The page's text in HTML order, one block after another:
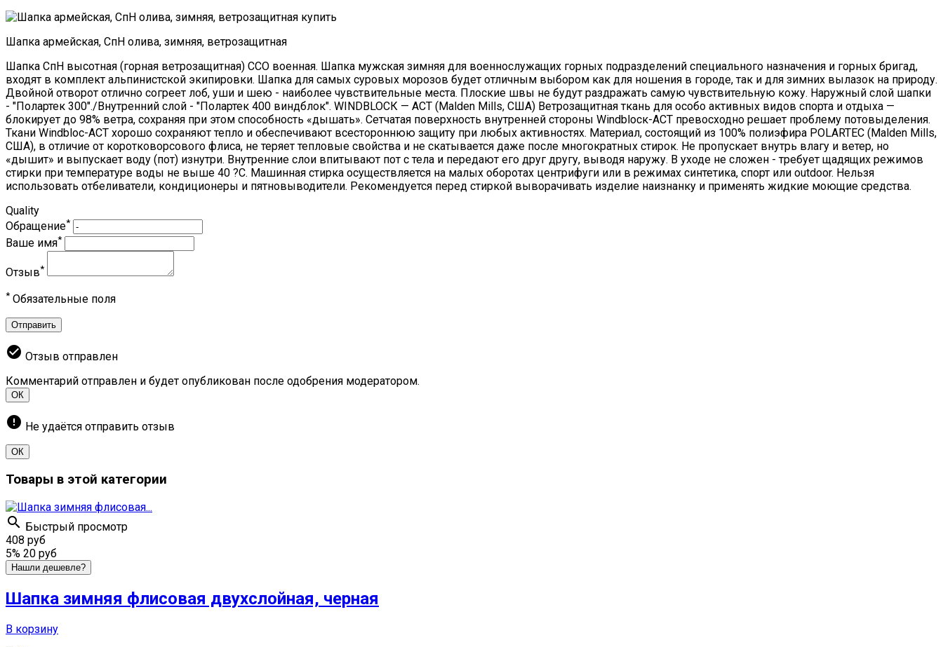
Шапка армейская, СпН олива, зимняя, ветрозащитная
Шапка СпН высотная (горная ветрозащитная) ССО военная. Шапка мужская зимняя для военнослужащих горных подразделений специального назначения и горных бригад,
входят в комплект альпинистской экипировки. Шапка для самых суровых морозов будет отличным выбором как для ношения в городе, так и для зимних вылазок на природу.
Двойной отворот отлично согреет лоб, уши и шею - наиболее чувствительные места. Плоские швы не будут раздражать самую чувствительную кожу. Наружный слой шапки
- "Полартек 300"./Внутренний слой - "Полартек 400 виндблок". WINDBLOCК — ACT (Malden Mills, США) Ветрозащитная ткань для особо активных видов спорта и отдыха —
блокирует до 98% ветра, сохраняя при этом способность «дышать». Сетчатая поверхность внутренней стороны Windblocк-ACT превосходно решает проблему потовыделения.
Ткани Windbloc-ACT хорошо сохраняют тепло и обеспечивают всестороннюю защиту при любых активностях. Материал, состоящий из 100% полиэфира POLARTEC (Malden Mills,
США), в отличие от коротковорсового флиса, не теряет тепловые свойства и не скатывается даже после многократных стирок. Не пропускает внутрь влагу и ветер, но
«дышит» и выпускает воду (пот) изнутри. Внутренние слои впитывают пот с тела и передают его друг другу, выводя наружу. В уходе не сложен - требует щадящих режимов
стирки при температуре воды не выше 40 ?С. Машинная стирка осуществляется на малых оборотах центрифуги или в режимах синтетика, спорт или outdoor. Нельзя
использовать отбеливатели, кондиционеры и пятновыводители. Рекомендуется перед стиркой выворачивать изделие наизнанку и применять жидкие моющие средства.
Quality
Обращение*
Ваше имя*
Отзыв*
* Обязательные поля
Отправить
check_circle Отзыв отправлен
Комментарий отправлен и будет опубликован после одобрения модератором.
ОК
error Не удаётся отправить отзыв
ОК
Товары в этой категории
 Быстрый просмотр
408 руб
5% 20 руб
Нашли дешевле?
Шапка зимняя флисовая двухслойная, черная
В корзину